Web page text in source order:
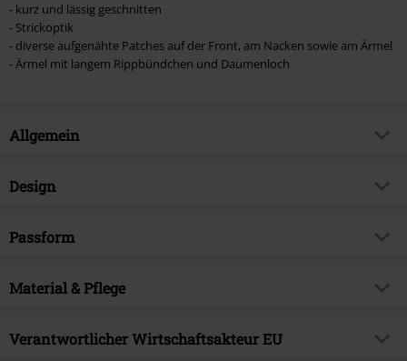
- kurz und lässig geschnitten
- Strickoptik
- diverse aufgenähte Patches auf der Front, am Nacken sowie am Ärmel
- Ärmel mit langem Rippbündchen und Daumenloch
Allgemein
Artikelnummer:
Musikgenre
Produktthema
Lizenz
offiziell lizenziertes Produkt
Design
Produkt-Typ
Bedruckt
Halsausschnitt/Kragen
Rundhals
Passform
Passform/Oberteile
Länge (des Kleidungsstücks)
Kurz
Material & Pflege
Obermaterial
100% Polyacryl
Verantwortlicher Wirtschaftsakteur EU